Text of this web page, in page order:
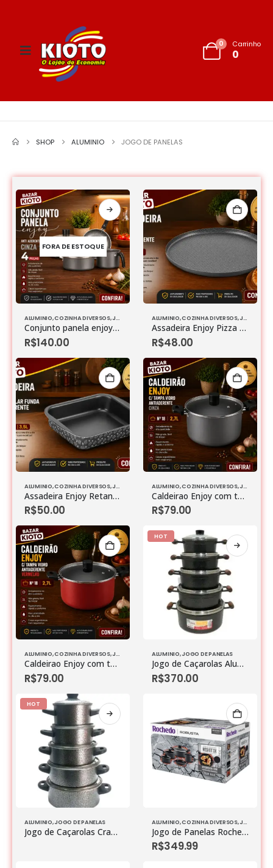
0 Carrinho
0
SHOP ALUMINIO JOGO DE PANELAS
FORA DE ESTOQUE
ALUMINIO,COZINHA DIVERSOS,JOGO DE PANELAS
Conjunto panela enjoy anti aderente cinza com 4 peças
R$140.00
ALUMINIO,COZINHA DIVERSOS,JOGO DE PANELAS
Assadeira Enjoy Pizza Antiaderente Cinza 35cm
R$48.00
ALUMINIO,COZINHA DIVERSOS,JOGO DE PANELAS
Assadeira Enjoy Retangular Funda Anti Aderente Cinza 33x24cm 3,5l Nº 2
R$50.00
ALUMINIO,COZINHA DIVERSOS,JOGO DE PANELAS
Caldeirao Enjoy com tampa Vidro Antiaderente Cinzanº 18 2,7l
R$79.00
ALUMINIO,COZINHA DIVERSOS,JOGO DE PANELAS
Caldeirao Enjoy com tampa Vidro Antiaderente Vermelho Nº 18 2,7l
R$79.00
HOT
ALUMINIO,JOGO DE PANELAS
Jogo de Caçarolas Aluminio Grosso com 5 peças
R$370.00
HOT
ALUMINIO,JOGO DE PANELAS
Jogo de Caçarolas Craqueladas Preta – 5 Peças
ALUMINIO,COZINHA DIVERSOS,JOGO DE PANELAS
Jogo de Panelas Rochedo Robusta Grafite 5 Peças
R$349.99